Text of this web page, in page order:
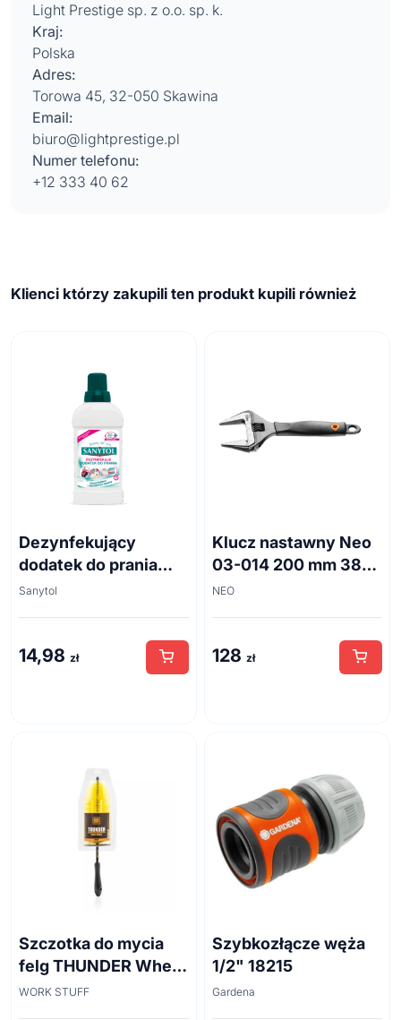
Light Prestige sp. z o.o. sp. k.
Kraj:
Polska
Adres:
Torowa 45, 32-050 Skawina
Email:
biuro@lightprestige.pl
Numer telefonu:
+12 333 40 62
Klienci którzy zakupili ten produkt kupili również
Dezynfekujący
dodatek do prania
białe kwiaty 500ml
Sanytol
14,98 zł
Klucz nastawny Neo
03-014 200 mm 38
mm
NEO
128 zł
Szczotka do mycia
felg THUNDER Wheel
Brush 45cm
WORK STUFF
Szybkozłącze węża
1/2" 18215
Gardena